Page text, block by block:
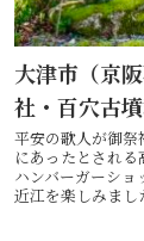
大津市（京
社・百穴古
平安の歌人が御
にあったとされる
ハンバーガーシ
近江を楽しみまし